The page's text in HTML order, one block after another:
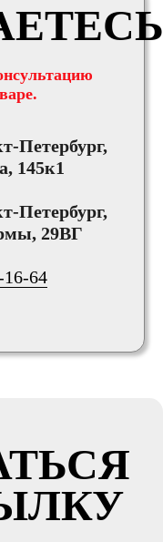
Петербург,
145к1
Петербург,
29ВГ
16-64